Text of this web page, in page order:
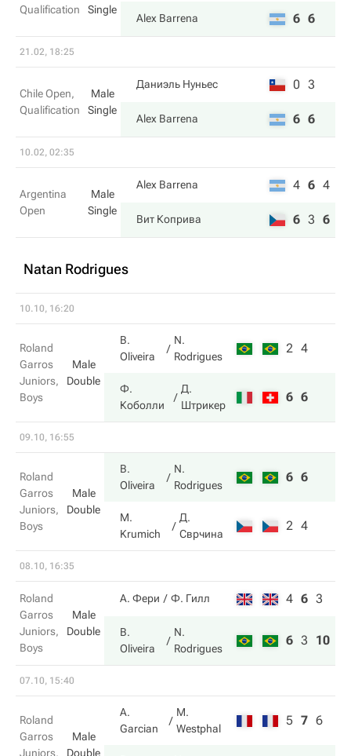
Qualification
Single
Alex Barrena 6 6
21.02, 18:25
Chile Open,
Qualification
Male
Single
Даниэль Нуньес 0 3
Alex Barrena 6 6
10.02, 02:35
Argentina
Open
Male
Single
Alex Barrena 4 6 4
Вит Коприва 6 3 6
Natan Rodrigues
10.10, 16:20
Roland
Garros
Juniors,
Boys
Male
Double
B.
Oliveira
N.
Rodrigues
2 4
Ф.
Коболли
Д.
Штрикер
6 6
09.10, 16:55
Roland
Garros
Juniors,
Boys
Male
Double
B.
Oliveira
N.
Rodrigues
6 6
M.
Krumich
Д.
Сврчина
2 4
08.10, 16:35
Roland
Garros
Juniors,
Boys
Male
Double
А. Фери Ф. Гилл 4 6 3
B.
Oliveira
N.
Rodrigues
6 3 10
07.10, 15:40
Roland
Garros
Juniors,
Male
Double
A.
Garcian
M.
Westphal
5 7 6